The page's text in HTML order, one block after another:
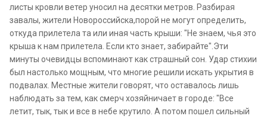
листы кровли ветер уносил на десятки метров. Разбирая
завалы, жители Новороссийска,порой не могут определить,
откуда прилетела та или иная часть крыши: "Не знаем, чья это
крыша к нам прилетела. Если кто знает, забирайте".Эти
минуты очевидцы вспоминают как страшный сон. Удар стихии
был настолько мощным, что многие решили искать укрытия в
подвалах. Местные жители говорят, что оставалось лишь
наблюдать за тем, как смерч хозяйничает в городе: "Все
летит, тык, тык и все в небе крутило. А потом пошел сильный